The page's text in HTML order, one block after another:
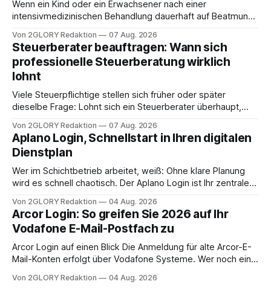
Wenn ein Kind oder ein Erwachsener nach einer
intensivmedizinischen Behandlung dauerhaft auf Beatmung
angewiesen ist, stellt sich für Familien eine schwierige
Frage: Muss die Versorgung dauerhaft in der Klinik bleiben –
oder ist ein Leben zu Hause möglich? Die außerklinische
Intensivpflege bietet genau diese Alternative: Sie
Von 2GLORY Redaktion 07 Aug. 2026
Steuerberater beauftragen: Wann sich
professionelle Steuerberatung wirklich
lohnt
Viele Steuerpflichtige stellen sich früher oder später
dieselbe Frage: Lohnt sich ein Steuerberater überhaupt,
erledigen? Die kurze Antwort: Bei einfachen
Einkommensverhältnissen reicht häufig eine Steuersoftware
aus – sobald jedoch mehrere Einkunftsarten
zusammentreffen oder größere finanzielle Veränderungen
anstehen, zahlt sich professionelle Unterstützung meist
Von 2GLORY Redaktion 07 Aug. 2026
Aplano Login, Schnellstart in Ihren digitalen
Dienstplan
Wer im Schichtbetrieb arbeitet, weiß: Ohne klare Planung
wird es schnell chaotisch. Der Aplano Login ist Ihr zentraler
abwesenheiten und die gesamte kommunikation rund um
Ihr personal digital zu organisieren. In diesem Leitfaden
erfahren Sie alles, was Sie für einen reibungslosen Einstieg
brauchen, von der Registrierung
Von 2GLORY Redaktion 04 Aug. 2026
Arcor Login: So greifen Sie 2026 auf Ihr
Vodafone E-Mail-Postfach zu
Arcor Login auf einen Blick Die Anmeldung für alte Arcor-E-
Mail-Konten erfolgt über Vodafone Systeme. Wer noch eine
besitzt, loggt sich heute über das Vodafone E-Mail & Cloud
Von 2GLORY Redaktion 04 Aug. 2026